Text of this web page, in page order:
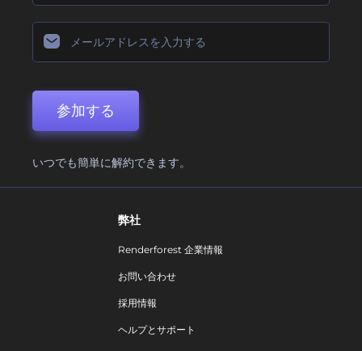
参加する
いつでも簡単に解約できます。
弊社
Renderforest 企業情報
お問い合わせ
採用情報
ヘルプとサポート